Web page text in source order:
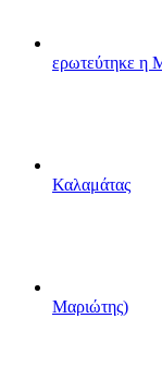
ερωτεύτηκε η
Καλαμάτας
Μαριώτης)